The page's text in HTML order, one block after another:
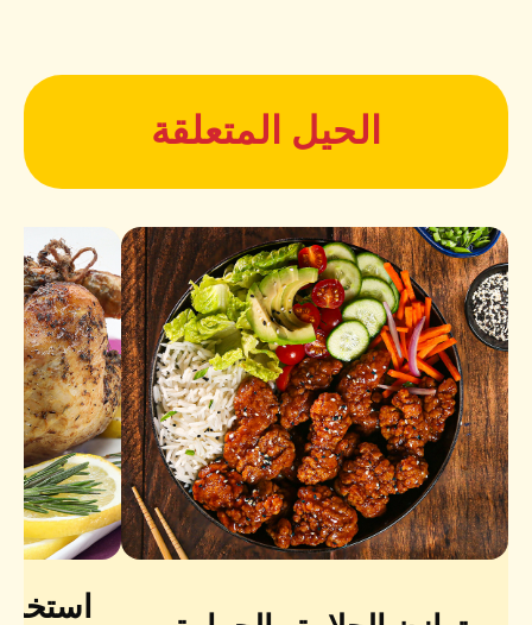
الحيل المتعلقة